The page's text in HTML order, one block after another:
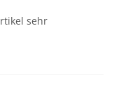
sehr